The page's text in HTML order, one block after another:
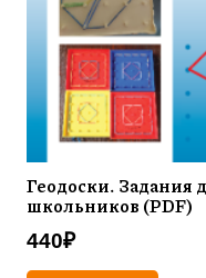
Геодоски. Задания
школьников (PDF)
440₽